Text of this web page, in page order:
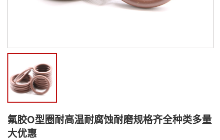
氟胶O型圈耐高温耐腐蚀耐磨规格齐全种类多量
大优惠